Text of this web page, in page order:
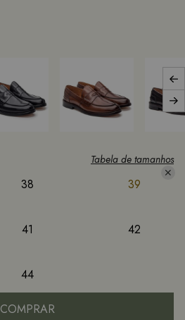
38 39
41 42
44
COMPRAR